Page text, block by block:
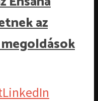
az
LinkedIn